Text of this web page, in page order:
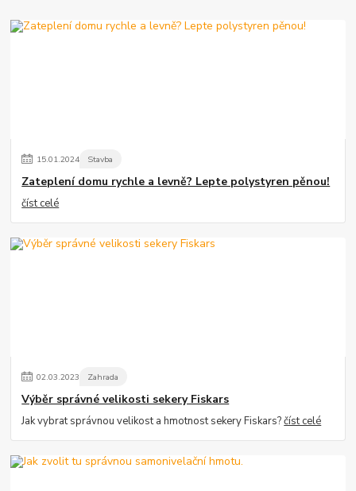
15.01.2024 Stavba
Zateplení domu rychle a levně? Lepte polystyren pěnou!
číst celé
02.03.2023 Zahrada
Výběr správné velikosti sekery Fiskars
Jak vybrat správnou velikost a hmotnost sekery Fiskars?číst celé